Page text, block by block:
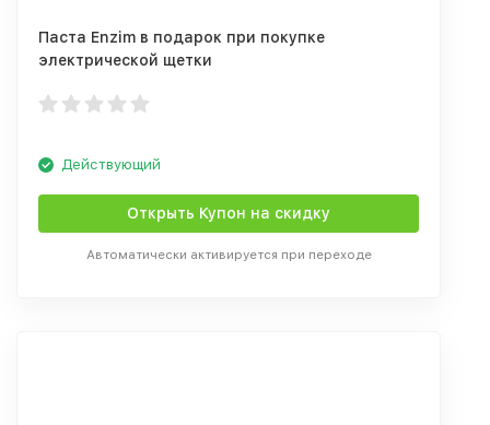
Паста Enzim в подарок при покупке
электрической щетки
Действующий
Открыть Купон на скидку
Автоматически активируется при переходе